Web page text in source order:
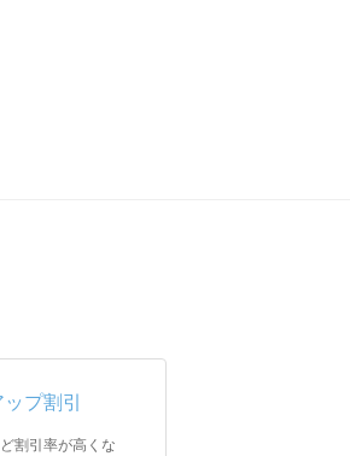
プ割引
割引率が高くな